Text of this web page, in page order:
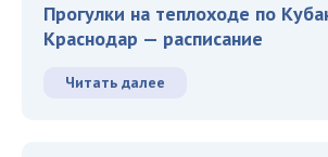
Прогулки на теплоходе по
Краснодар — расписание
Читать далее